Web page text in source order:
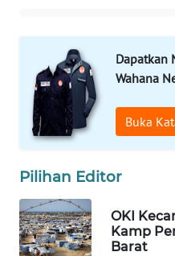
Dapatkan
Wahana
Buka
Pilihan Editor
OKI
Kamp
Barat
WAHANA
OTOMOTIF
WAHANA
WAHANA
DESA
WISATA